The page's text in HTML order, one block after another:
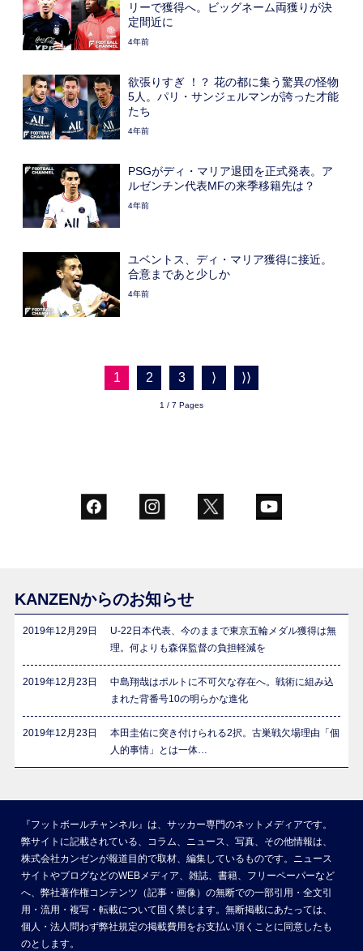
リーで獲得へ。ビッグネーム両獲りが決
定間近に
4年前
欲張りすぎ ！？ 花の都に集う驚異の怪物
5人。パリ・サンジェルマンが誇った才能
たち
4年前
PSGがディ・マリア退団を正式発表。ア
ルゼンチン代表MFの来季移籍先は？
4年前
ユベントス、ディ・マリア獲得に接近。
合意まであと少しか
4年前
1 2 3 ⟩ ⟩⟩
1 / 7 Pages
KANZENからのお知らせ
2019年12月29日
U-22日本代表、今のままで東京五輪メダル獲得は無
理。何よりも森保監督の負担軽減を
2019年12月23日
中島翔哉はポルトに不可欠な存在へ。戦術に組み込
まれた背番号10の明らかな進化
2019年12月23日
本田圭佑に突き付けられる2択。古巣戦欠場理由「個
人的事情」とは一体…
『フットボールチャンネル』は、サッカー専門のネットメディアです。
弊サイトに記載されている、コラム、ニュース、写真、その他情報は、
株式会社カンゼンが報道目的で取材、編集しているものです。ニュース
サイトやブログなどのWEBメディア、雑誌、書籍、フリーペーパーなど
へ、弊社著作権コンテンツ（記事・画像）の無断での一部引用・全文引
用・流用・複写・転載について固く禁じます。無断掲載にあたっては、
個人・法人問わず弊社規定の掲載費用をお支払い頂くことに同意したも
のとします。